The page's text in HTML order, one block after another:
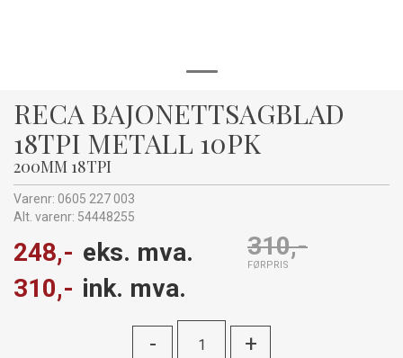
RECA BAJONETTSAGBLAD
18TPI METALL 10PK
200MM 18TPI
Varenr: 0605 227 003
Alt. varenr: 54448255
248,- eks. mva.
310,- ink. mva.
310,-
FØRPRIS
- +